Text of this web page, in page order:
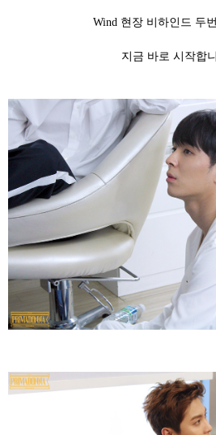
Wind 현장 비하인드 두
지금 바로 시작합